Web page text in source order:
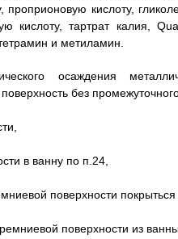
проприоновую кислоту,
кислоту, тартрат калия,
и метиламин.
осаждения
без
в ванну по п.24,
поверхности
поверхности из